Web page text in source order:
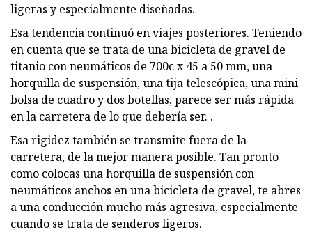
ligeras y especialmente diseñadas.
Esa tendencia continuó en viajes posteriores. Teniendo
en cuenta que se trata de una bicicleta de gravel de
titanio con neumáticos de 700c x 45 a 50 mm, una
horquilla de suspensión, una tija telescópica, una mini
bolsa de cuadro y dos botellas, parece ser más rápida
en la carretera de lo que debería ser. .
Esa rigidez también se transmite fuera de la
carretera, de la mejor manera posible. Tan pronto
como colocas una horquilla de suspensión con
neumáticos anchos en una bicicleta de gravel, te abres
a una conducción mucho más agresiva, especialmente
cuando se trata de senderos ligeros.